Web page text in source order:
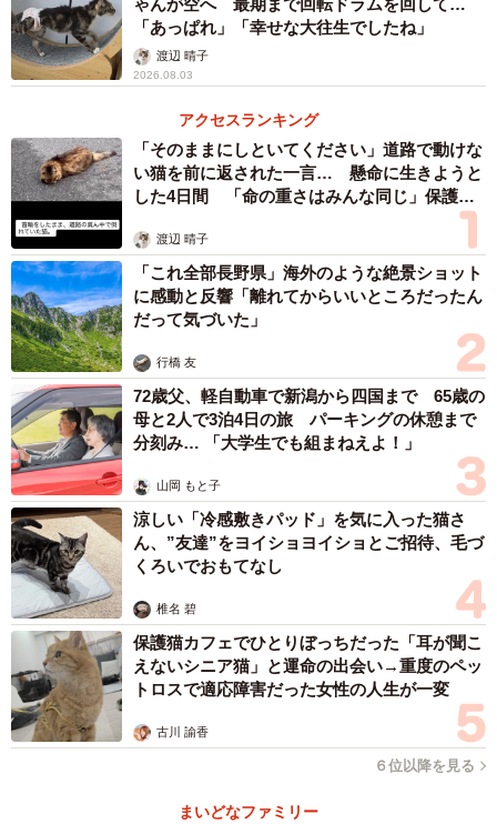
お家の子になって少し経ったころのコハクちゃん。エビさんが大きく見
えます
娘には、飼い主が現れるまで我慢してほしいとお願いし、
抗アレルギー剤を服用させます。娘はというと、アレルギ
ーがあるものの猫は大好き。子猫が家にいることに大喜
び。普段はツンツンしている大学生のお兄ちゃんも、何だ
か嬉しそう。
しかし、1週間経っても飼い主は現れません。そのままゴー
ルデンウイークに突入。普段なら、家族4人そろって帰省を
していますが、子猫はどうしよう…。仕方なく、お母さん
が家に残り子猫のお世話をします。
誰もいない家の中、お母さんと子猫だけ。朝、起きたら
「おはよう」と声をかけ、子猫もまた「にゃー」とご挨
拶。これが、バツグンに可愛いんです。つい抱っこしちゃ
う。本当の飼い主がいるかもしれないから、情が移らない
ようにしたいのに…。
「あっぱれ」「幸せな大往生でしたね」
渡辺 晴子
2026.08.03
アクセスランキング
「そのままにしといてください」道路で動けな
い猫を前に返された一言… 懸命に生きようと
した4日間 「命の重さはみんな同じ」保護団
渡辺 晴子
「これ全部長野県」海外のような絶景ショット
に感動と反響「離れてからいいところだったん
だって気づいた」
行橋 友
72歳父、軽自動車で新潟から四国まで 65歳の
母と2人で3泊4日の旅 パーキングの休憩まで
分刻み… 「大学生でも組まねえよ！」
山岡 もと子
涼しい「冷感敷きパッド」を気に入った猫さ
ん、”友達”をヨイショヨイショとご招待、毛づ
くろいでおもてなし
椎名 碧
保護猫カフェでひとりぼっちだった「耳が聞こ
えないシニア猫」と運命の出会い→重度のペッ
トロスで適応障害だった女性の人生が一変
古川 諭香
６位以降を見る
まいどなファミリー